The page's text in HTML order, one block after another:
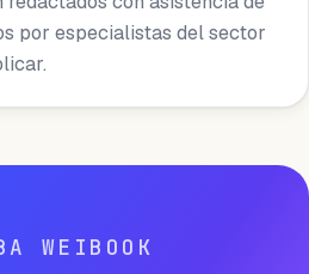
por especialistas del sector
WEIBOOK